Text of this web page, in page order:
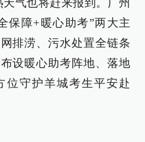
气也将赶来报到。广州
保障+暖心助考”两大主
排涝、污水处置全链条
设暖心助考阵地、落地
位守护羊城考生平安赴